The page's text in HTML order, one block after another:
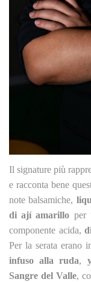
Il signature più
e racconta bene
note balsamiche,
di ají amarillo per
componente acida,
Per la serata erano
infuso alla ruda,
Sangre del Valle,